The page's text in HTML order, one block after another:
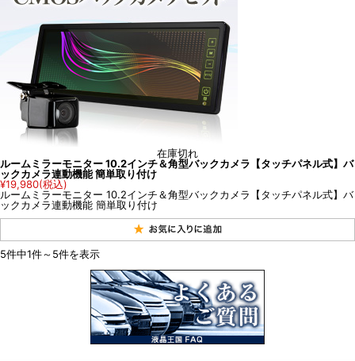
在庫切れ
ルームミラーモニター 10.2インチ＆角型バックカメラ【タッチパネル式】バ
ックカメラ連動機能 簡単取り付け
¥19,980(税込)
ルームミラーモニター 10.2インチ＆角型バックカメラ【タッチパネル式】バ
ックカメラ連動機能 簡単取り付け
5件中1件～5件を表示